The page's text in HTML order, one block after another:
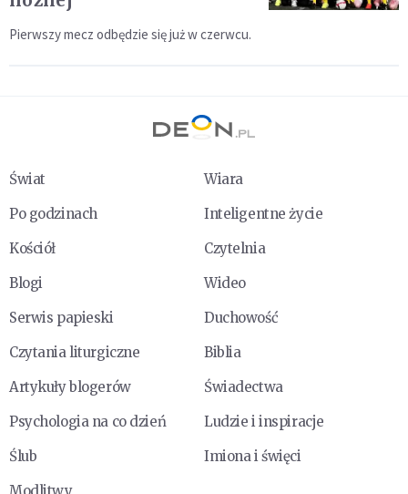
Pierwszy mecz odbędzie się już w czerwcu.
Świat
Wiara
Po godzinach
Inteligentne życie
Kościół
Czytelnia
Blogi
Wideo
Serwis papieski
Duchowość
Czytania liturgiczne
Biblia
Artykuły blogerów
Świadectwa
Psychologia na co dzień
Ludzie i inspiracje
Ślub
Imiona i święci